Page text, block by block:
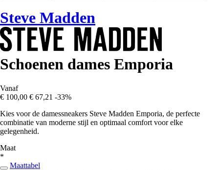
Steve Madden
Schoenen dames Emporia
Vanaf
€ 100,00 € 67,21 -33%
Kies voor de damessneakers Steve Madden Emporia, de perfecte
combinatie van moderne stijl en optimaal comfort voor elke
gelegenheid.
Maat
*
Maattabel